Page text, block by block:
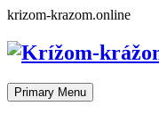
Skip
content
krizom-krazom.online
Primary Menu